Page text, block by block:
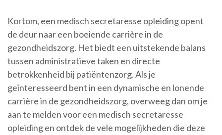
Kortom, een medisch secretaresse opleiding opent
de deur naar een boeiende carrière in de
gezondheidszorg. Het biedt een uitstekende balans
tussen administratieve taken en directe
betrokkenheid bij patiëntenzorg. Als je
geïnteresseerd bent in een dynamische en lonende
carrière in de gezondheidszorg, overweeg dan om je
aan te melden voor een medisch secretaresse
opleiding en ontdek de vele mogelijkheden die deze